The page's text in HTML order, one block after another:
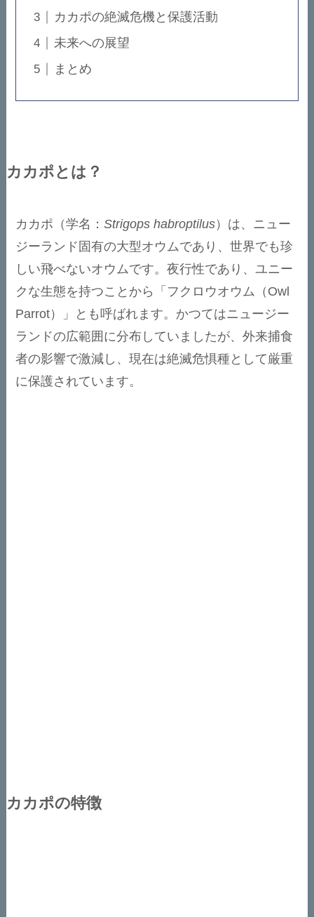
カカポの絶滅危機と保護活動
未来への展望
まとめ
カカポとは？
カカポ（学名：Strigops habroptilus）は、ニュー
ジーランド固有の大型オウムであり、世界でも珍
しい飛べないオウムです。夜行性であり、ユニー
クな生態を持つことから「フクロウオウム（Owl
Parrot）」とも呼ばれます。かつてはニュージー
ランドの広範囲に分布していましたが、外来捕食
者の影響で激減し、現在は絶滅危惧種として厳重
に保護されています。
カカポの特徴